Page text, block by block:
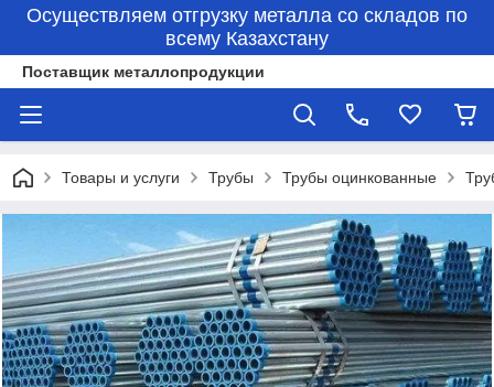
Осуществляем отгрузку металла со складов по
всему Казахстану
Поставщик металлопродукции
Товары и услуги Трубы Трубы оцинкованные